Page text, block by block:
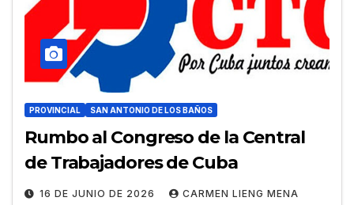
PROVINCIAL SAN ANTONIO DE LOS BAÑOS
Rumbo al Congreso de la Central
de Trabajadores de Cuba
16 DE JUNIO DE 2026 CARMEN LIENG MENA